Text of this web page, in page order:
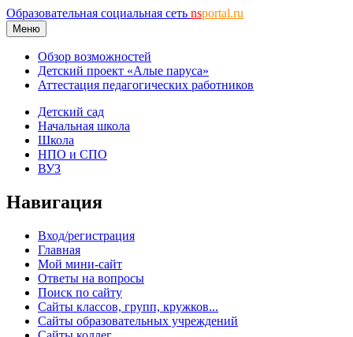
Образовательная социальная сеть nsportal.ru
Меню
Обзор возможностей
Детский проект «Алые паруса»
Аттестация педагогических работников
Детский сад
Начальная школа
Школа
НПО и СПО
ВУЗ
Навигация
Вход/регистрация
Главная
Мой мини-сайт
Ответы на вопросы
Поиск по сайту
Сайты классов, групп, кружков...
Сайты образовательных учреждений